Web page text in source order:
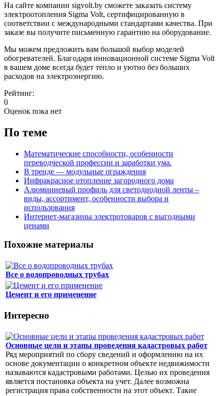
На сайте компании sigvolt.by сможете заказать систему
электроотопления Sigma Volt, сертифицированную в
соответствии с международными стандартами качества. При
заказе вы получите письменную гарантию на оборудование.
Мы можем предложить вам большой выбор моделей
обогревателей. Благодаря инновационной системе Sigma Volt
в вашем доме всегда будет тепло и уютно без больших
расходов на электроэнергию.
Рейтинг:
0
Оценок пока нет
По теме
Математические способности, особенности
переводческой профессии и заработки ума.
В тренде — модульные ограждения
Инфракрасное отопление загородного дома
Алюминиевый профиль для светодиодной ленты –
виды, ассортимент, особенности выбора и
использования
Интернет-магазины электротоваров с выгодными
ценами
Похожие материалы
Все о водопроводных трубах
Цемент и его применение
Интересно
Основные цели и этапы проведения кадастровых работ
Ряд мероприятий по сбору сведений и оформлению на их
основе документации о конкретном объекте недвижимости
называются кадастровыми работами. Целью их проведения
является постановка объекта на учет. Далее возможна
регистрация права собственности на этот объект. Такие